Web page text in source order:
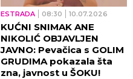
ESTRADA 08:30 10.07.2026
KUĆNI SNIMAK ANE
NIKOLIĆ OBJAVLJEN
JAVNO: Pevačica s GOLIM
GRUDIMA pokazala šta
zna, javnost u ŠOKU!